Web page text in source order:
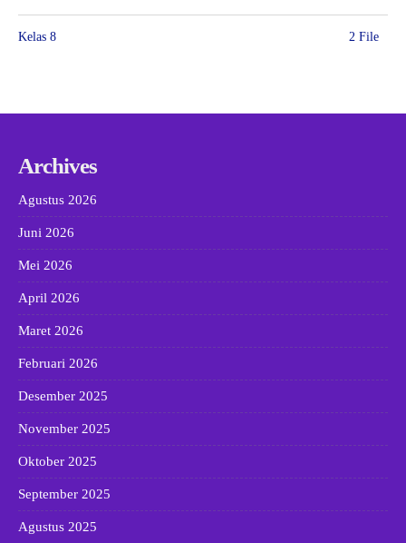
Kelas 8 2 File
Archives
Agustus 2026
Juni 2026
Mei 2026
April 2026
Maret 2026
Februari 2026
Desember 2025
November 2025
Oktober 2025
September 2025
Agustus 2025